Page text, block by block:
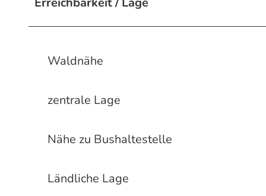
Waldnähe
zentrale Lage
Nähe zu Bushaltestelle
Ländliche Lage